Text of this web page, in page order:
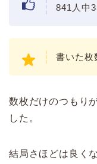
841人中
書いた枚
数枚だけのつもり
した。
結局さほどは良く